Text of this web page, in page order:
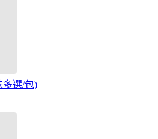
多選/包)